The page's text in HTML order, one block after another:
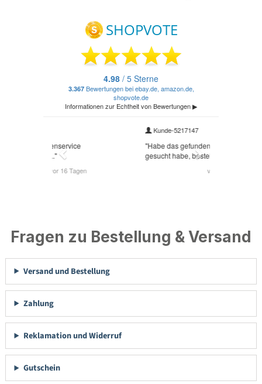
Fragen zu Bestellung & Versand
Versand und Bestellung
Zahlung
Reklamation und Widerruf
Gutschein